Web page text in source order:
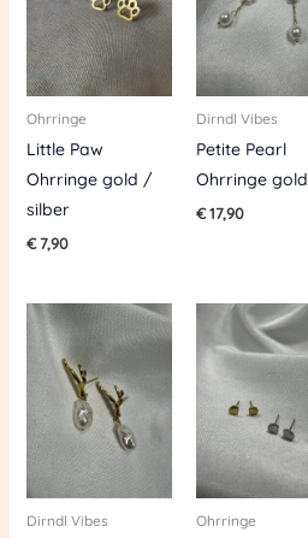
Ohrringe
Little Paw
Ohrringe gold /
silber
€7,90
Dirndl Vibes
Petite Pearl
Ohrringe gold
€17,90
Dirndl Vibes Ohrringe